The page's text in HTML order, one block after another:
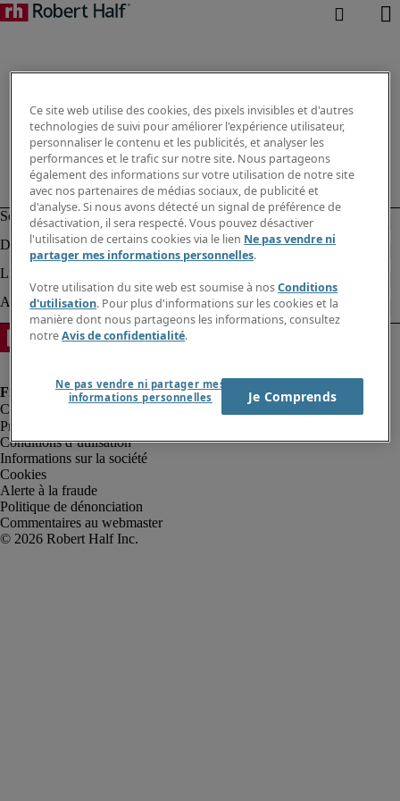
Protection des données personnelles
Conditions d’utilisation
Informations sur la société
Cookies
Alerte à la fraude
Politique de dénonciation
Commentaires au webmaster
Ce site web utilise des cookies, des pixels invisibles et d'autres
technologies de suivi pour améliorer l'expérience utilisateur,
personnaliser le contenu et les publicités, et analyser les
performances et le trafic sur notre site. Nous partageons
également des informations sur votre utilisation de notre site
avec nos partenaires de médias sociaux, de publicité et
d'analyse. Si nous avons détecté un signal de préférence de
désactivation, il sera respecté. Vous pouvez désactiver
l'utilisation de certains cookies via le lien Ne pas vendre ni
partager mes informations personnelles.
Votre utilisation du site web est soumise à nosConditions
d'utilisation. Pour plus d'informations sur les cookies et la
manière dont nous partageons les informations, consultez
notreAvis de confidentialité.
Ne pas vendre ni partager mes
informations personnelles
Je Comprends